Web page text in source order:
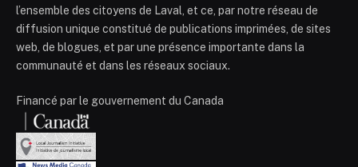
l’ensemble des citoyens de Laval, et ce, par notre réseau de
diffusion unique constitué de publications imprimées, de sites
web, de blogues, et par une présence importante dans la
communauté et dans les réseaux sociaux.
Financé par le gouvernement du Canada